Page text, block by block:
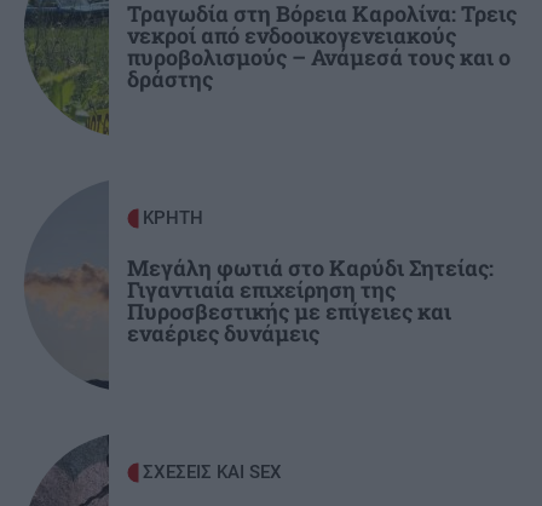
Πρόεδρο του ΙΤΕ
ΟΙΚΟΝΟΜΙΑ
Εξωδικαστικός Μηχανισμός: Πάνω από 20 δισ.
ΕΠΙΣΤΗΜΗ
Μικροσκοπικές δίνες ανακαλύφθηκαν για
πρώτη φορά στην επιφάνεια του Ήλιου
Τραγωδία στη Βόρεια Καρολίνα: Τρεις
νεκροί από ενδοοικογενειακούς
πυροβολισμούς – Ανάμεσά τους και ο
δράστης
ΚΡΗΤΗ
Μεγάλη φωτιά στο Καρύδι Σητείας:
Γιγαντιαία επιχείρηση της
Πυροσβεστικής με επίγειες και
εναέριες δυνάμεις
ΣΧΕΣΕΙΣ ΚΑΙ SEX